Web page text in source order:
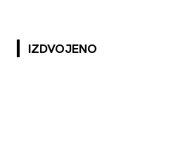
IZDVOJENO